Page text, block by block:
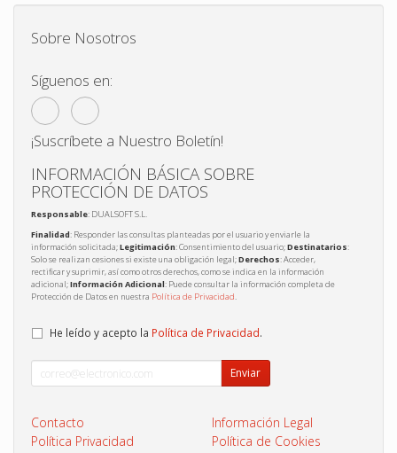
Sobre Nosotros
Síguenos en:
¡Suscríbete a Nuestro Boletín!
INFORMACIÓN BÁSICA SOBRE
PROTECCIÓN DE DATOS
Responsable: DUALSOFT S.L.
Finalidad: Responder las consultas planteadas por el usuario y enviarle la
información solicitada;Legitimación: Consentimiento del usuario;Destinatarios:
Solo se realizan cesiones si existe una obligación legal;Derechos: Acceder,
rectificar y suprimir, así como otros derechos, como se indica en la información
adicional;Información Adicional: Puede consultar la información completa de
Protección de Datos en nuestra Política de Privacidad.
He leído y acepto la Política de Privacidad.
Enviar
Contacto
Información Legal
Política Privacidad
Política de Cookies